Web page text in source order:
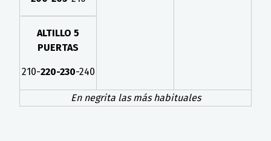
ALTILLO 5
PUERTAS
210-220-230-240
En negrita las más habituales